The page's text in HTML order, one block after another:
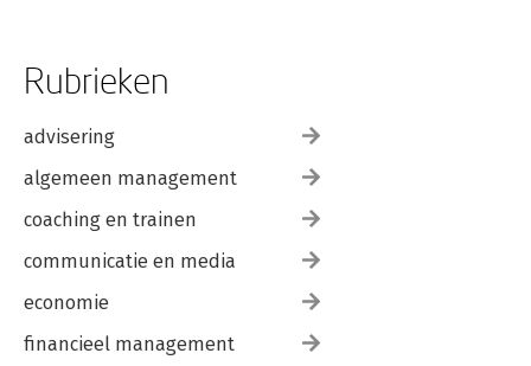
Rubrieken
advisering
algemeen management
coaching en trainen
communicatie en media
economie
financieel management